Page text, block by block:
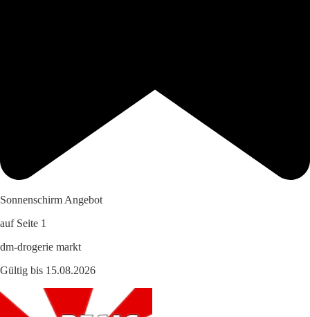
Sonnenschirm Angebot
auf Seite 1
dm-drogerie markt
Gültig bis 15.08.2026